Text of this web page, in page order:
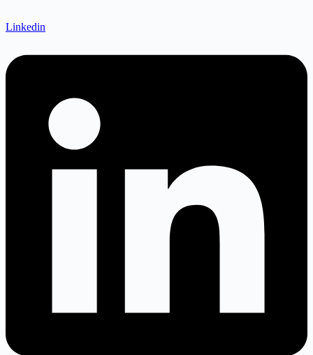
Linkedin